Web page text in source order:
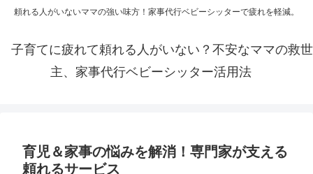
頼れる人がいないママの強い味方！家事代行ベビーシッターで疲れを軽減。
子育てに疲れて頼れる人がいない？不安なママの救世
主、家事代行ベビーシッター活用法
育児＆家事の悩みを解消！専門家が支える
頼れるサービス